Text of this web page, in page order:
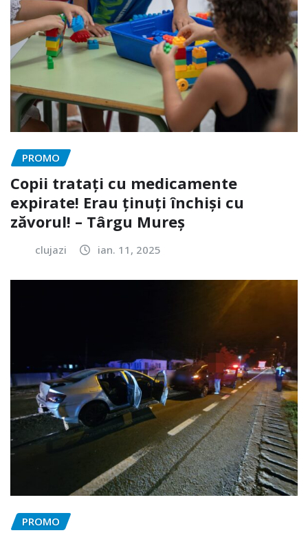
PROMO
Copii tratați cu medicamente
expirate! Erau ținuți închiși cu
zăvorul! – Târgu Mureș
clujazi ian. 11, 2025
PROMO